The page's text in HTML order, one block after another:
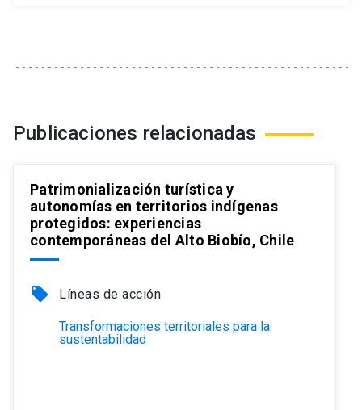
Publicaciones relacionadas
Patrimonialización turística y
autonomías en territorios indígenas
protegidos: experiencias
contemporáneas del Alto Biobío, Chile
local_offer Líneas de acción
Transformaciones territoriales para la
sustentabilidad